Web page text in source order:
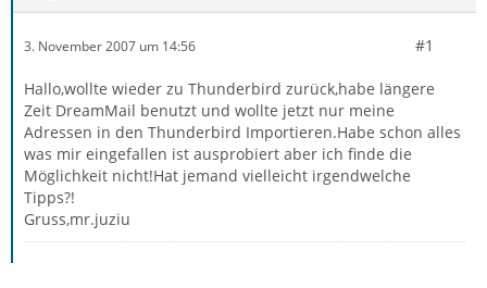
3. November 2007 um 14:56 #1
Hallo,wollte wieder zu Thunderbird zurück,habe längere
Zeit DreamMail benutzt und wollte jetzt nur meine
Adressen in den Thunderbird Importieren.Habe schon alles
was mir eingefallen ist ausprobiert aber ich finde die
Möglichkeit nicht!Hat jemand vielleicht irgendwelche
Tipps?!
Gruss,mr.juziu